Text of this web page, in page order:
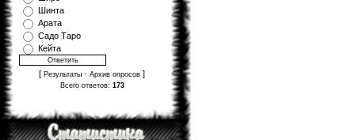
Шинта
Арата
Садо Таро
Кейта
[ Результаты · Архив опросов ]
Всего ответов: 173